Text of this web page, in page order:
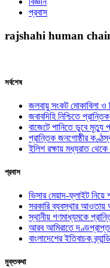
প্রবাস
rajshahi human
সর্বশেষ
জলবায়ু সংকট মোকাবিলা ও
জবাবদিহি নিশ্চিতে
বাজেটে পানিতে ডুবে মৃত্যু
প্রান্তিক জনগোষ্ঠীর
ইলিশ রক্ষায় মধ্যরাত থেকে
প্রবাস
ভিসার মেয়াদ-ফ্লাইট নিয়ে
সরকারি ব্যবস্থার আওতায়
স্থানীয় গণমাধ্যমকে
আরব আমিরাতে দণ্ডপ্রাপ্ত
বাংলাদেশের ইতিবাচক
মুক্তকথা